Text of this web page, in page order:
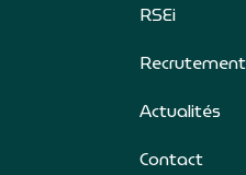
RSEi
Recrutement
Actualités
Contact